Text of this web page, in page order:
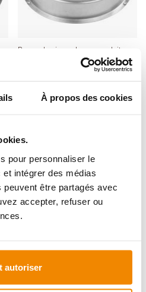
À propos des cookies
pour personnaliser le
intégrer des médias
être partagés avec
accepter, refuser ou
autoriser
Raccord universel pour conduit
flexible en aluminium Ø 150 mm
Disponible, délai de livraison : 1 à 3
14,19 €
Up Ø 80/100 mm
jours
372,90 €